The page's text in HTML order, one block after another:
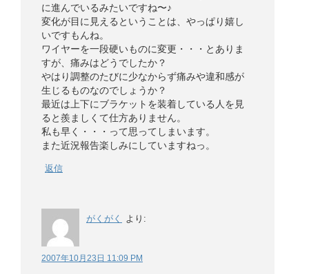
に進んでいるみたいですね〜♪
変化が目に見えるということは、やっぱり嬉し
いですもんね。
ワイヤーを一段硬いものに変更・・・とありま
すが、痛みはどうでしたか？
やはり調整のたびに少なからず痛みや違和感が
生じるものなのでしょうか？
最近は上下にブラケットを装着している人を見
ると羨ましくて仕方ありません。
私も早く・・・って思ってしまいます。
また近況報告楽しみにしていますねっ。
返信
がくがく より:
2007年10月23日 11:09 PM